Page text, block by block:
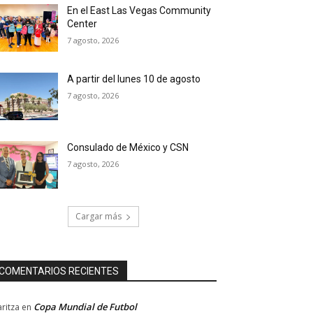
En el East Las Vegas Community
Center
7 agosto, 2026
A partir del lunes 10 de agosto
7 agosto, 2026
Consulado de México y CSN
7 agosto, 2026
Cargar más
RECIENTES
en Copa Mundial de Futbol